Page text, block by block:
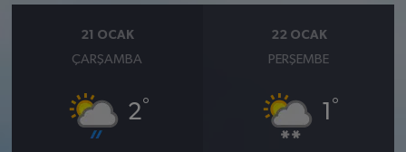
21 OCAK
ÇARŞAMBA
2°
22 OCAK
PERŞEMBE
1 °